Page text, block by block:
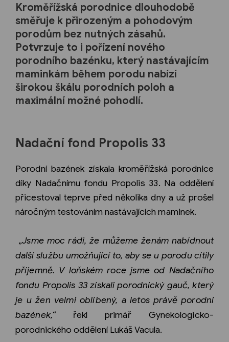
Kroměřížská porodnice dlouhodobě
směřuje k přirozeným a pohodovým
porodům bez nutných zásahů.
Potvrzuje to i pořízení nového
porodního bazénku, který nastávajícím
maminkám během porodu nabízí
širokou škálu porodních poloh a
maximální možné pohodlí.
Nadační fond Propolis 33
Porodní bazének získala kroměřížská porodnice
díky Nadačnímu fondu Propolis 33. Na oddělení
přicestoval teprve před několika dny a už prošel
náročným testováním nastávajících maminek.
„Jsme moc rádi, že můžeme ženám nabídnout
další službu umožňující to, aby se u porodu cítily
příjemně. V loňském roce jsme od Nadačního
fondu Propolis 33 získali porodnický gauč, který
je u žen velmi oblíbený, a letos právě porodní
bazének,“řekl primář Gynekologicko-
porodnického oddělení Lukáš Vacula.